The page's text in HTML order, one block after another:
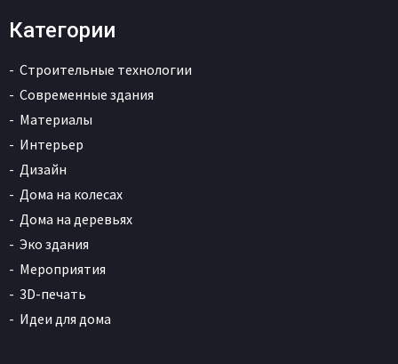
Категории
Строительные технологии
Современные здания
Материалы
Интерьер
Дизайн
Дома на колесах
Дома на деревьях
Эко здания
Мероприятия
3D-печать
Идеи для дома